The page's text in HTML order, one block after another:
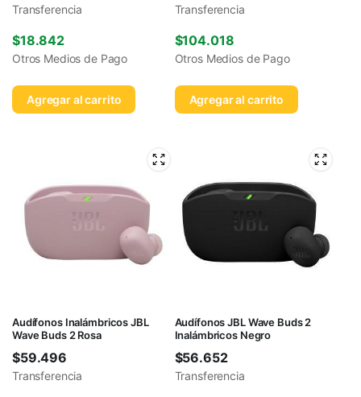
Transferencia
$18.842
Otros Medios de Pago
Agregar al carrito
Transferencia
$104.018
Otros Medios de Pago
Agregar al carrito
Audífonos Inalámbricos JBL
Wave Buds 2 Rosa
$59.496
Transferencia
Audífonos JBL Wave Buds 2
Inalámbricos Negro
$56.652
Transferencia